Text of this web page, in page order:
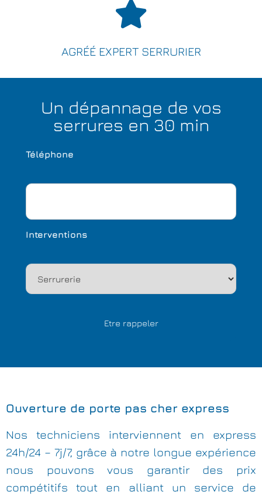
AGRÉÉ EXPERT SERRURIER
Un dépannage de vos
serrures en 30 min
Téléphone
Interventions
Ouverture de porte pas cher express
Nos techniciens interviennent en express
24h/24 – 7j/7, grâce à notre longue expérience
nous pouvons vous garantir des prix
compétitifs tout en alliant un service de